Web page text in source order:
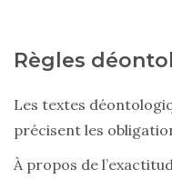
Règles
Les textes
précisent les
À propos de